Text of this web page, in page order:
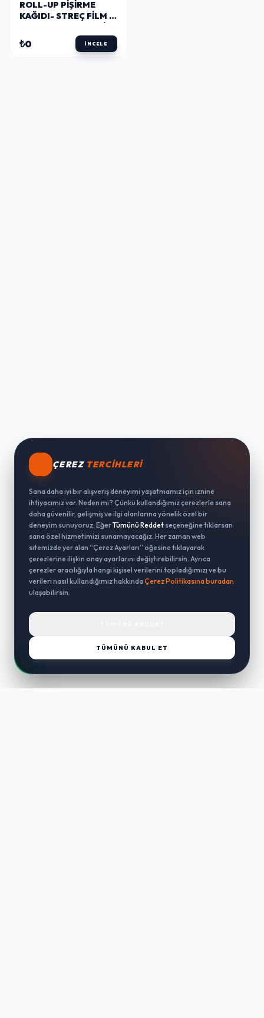
ROLL-UP PIŞIRME
KAĞIDI- STREÇ FILM -
EKONOMIK MUTFAK
SETI -2
₺0 İNCELE
ÇEREZ TERCIHLERI
Sana daha iyi bir alışveriş deneyimi yaşatmamız için iznine
ihtiyacımız var. Neden mi? Çünkü kullandığımız çerezlerle sana
daha güvenilir, gelişmiş ve ilgi alanlarına yönelik özel bir
deneyim sunuyoruz. EğerTümünü Reddet seçeneğine tıklarsan
sana özel hizmetimizi sunamayacağız. Her zaman web
sitemizde yer alan “Çerez Ayarları” öğesine tıklayarak
çerezlerine ilişkin onay ayarlarını değiştirebilirsin. Ayrıca
çerezler aracılığıyla hangi kişisel verilerini topladığımızı ve bu
verileri nasıl kullandığımız hakkında Çerez Politikasına buradan
ulaşabilirsin.
TÜMÜNÜ KABUL ET